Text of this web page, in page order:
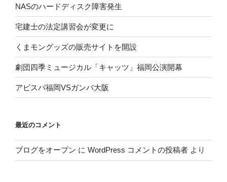
NASのハードディスク障害発生
宅建士の法定講習会が変更に
くまモングッズの販売サイトを開設
劇団四季ミュージカル「キャッツ」福岡公演開幕
アビスパ福岡VSガンバ大阪
最近のコメント
ブログをオープン に WordPress コメントの投稿者 より